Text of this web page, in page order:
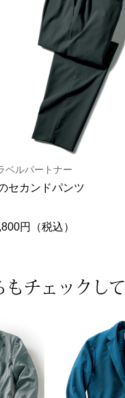
ベルパートナー
セカンドパンツ
円（税込）
もチェックし